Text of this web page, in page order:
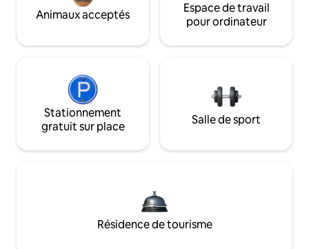
Animaux acceptés
Espace de travail
pour ordinateur
Stationnement
gratuit sur place
Salle de sport
Résidence de tourisme